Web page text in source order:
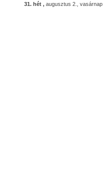
31. hét , augusztus 2., vasárnap